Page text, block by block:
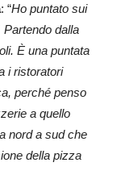
: “Ho puntato sui
dalla
È una puntata
i ristoratori
perché penso
a quello
nord a sud che
della pizza